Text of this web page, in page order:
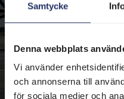
Samtycke
Denna webbplats
Vi använder
och annonserna till
för sociala medier och